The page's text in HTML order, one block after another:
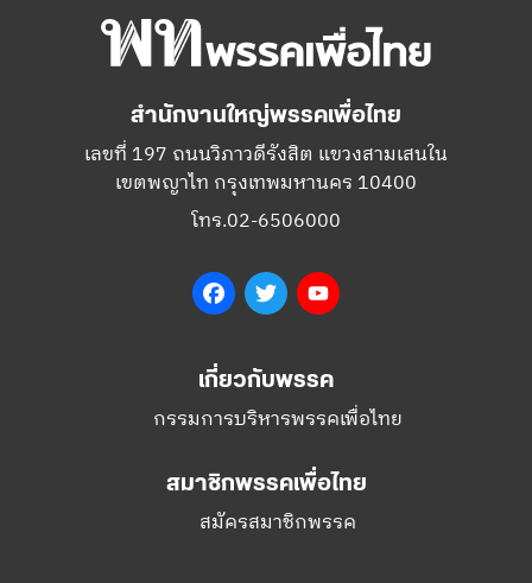
สำนักงานใหญ่พรรคเพื่อไทย
เลขที่ 197 ถนนวิภาวดีรังสิต แขวงสามเสนใน
เขตพญาไท กรุงเทพมหานคร 10400
โทร.02-6506000
FacebookTwitter
เกี่ยวกับพรรค
กรรมการบริหารพรรคเพื่อไทย
สมาชิกพรรคเพื่อไทย
สมัครสมาชิกพรรค